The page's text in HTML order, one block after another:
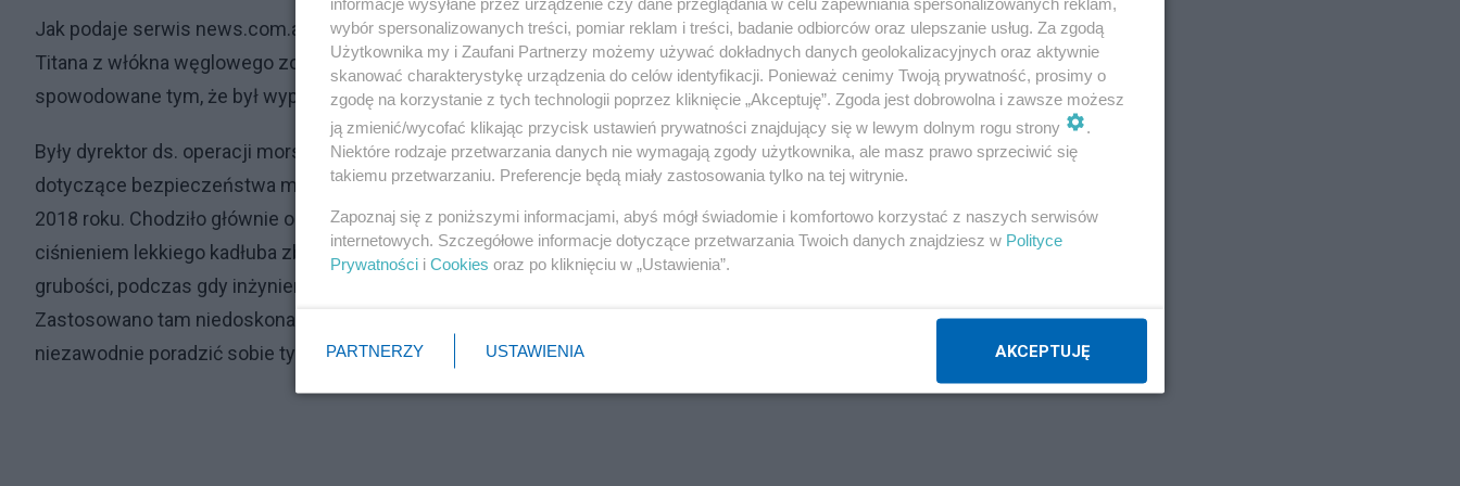
Jak podaje serwis news.com.au, może to być spowodowane tym, że kruchy, pierwszy w swoim rodzaju kadłub
Titana z włókna węglowego został zmiażdżony pod ogromnym ciężarem wody, ale może to być również
spowodowane tym, że był wyposażony w nadajnik.
Były dyrektor ds. operacji morskich David Lochridge twierdzi, że został zwolniony za to, że zgłosił obawy
dotyczące bezpieczeństwa maszyny podczas formalnego spotkania wkrótce po zakończeniu budowy Tytana w
2018 roku. Chodziło głównie o brak specjalistycznych testów dotyczących wytrzymałości pod dużym
ciśnieniem lekkiego kadłuba zbudowanego z włókien węglowych. Kadłub został zbudowany tylko do 5 cali
grubości, podczas gdy inżynierowie firmy powiedzieli mu, że spodziewali się, że będzie o 2 cale grubszy.
Zastosowano tam niedoskonałe zdaniem Lochridge'a monitorowanie akustyczne. Zamiast 3800 m, mógł on
niezawodnie poradzić sobie tylko z ciśnieniem 1300 m - powiedział zwolniony pracownik.
wybór spersonalizowanych treści, pomiar reklam i treści, badanie odbiorców oraz ulepszanie usług. Za zgodą
Użytkownika my i Zaufani Partnerzy możemy używać dokładnych danych geolokalizacyjnych oraz aktywnie
skanować charakterystykę urządzenia do celów identyfikacji. Ponieważ cenimy Twoją prywatność, prosimy o
zgodę na korzystanie z tych technologii poprzez kliknięcie „Akceptuję”. Zgoda jest dobrowolna i zawsze możesz
ją zmienić/wycofać klikając przycisk ustawień prywatności znajdujący się w lewym dolnym rogu strony
.
Niektóre rodzaje przetwarzania danych nie wymagają zgody użytkownika, ale masz prawo sprzeciwić się
takiemu przetwarzaniu. Preferencje będą miały zastosowania tylko na tej witrynie.
Zapoznaj się z poniższymi informacjami, abyś mógł świadomie i komfortowo korzystać z naszych serwisów
internetowych. Szczegółowe informacje dotyczące przetwarzania Twoich danych znajdziesz w Polityce
Prywatności i Cookies oraz po kliknięciu w „Ustawienia”.
PARTNERZY USTAWIENIA AKCEPTUJĘ